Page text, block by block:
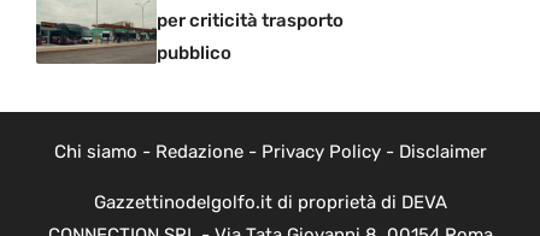
per criticità trasporto
pubblico
Chi siamo - Redazione- Privacy Policy- Disclaimer
Gazzettinodelgolfo.it di proprietà di DEVA